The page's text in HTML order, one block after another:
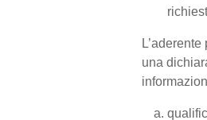
una